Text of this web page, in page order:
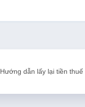
Hướng dẫn lấy lại tiền thuế